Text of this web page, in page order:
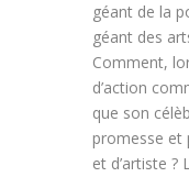
géant de la
géant des
Comment,
d’action
que son
promesse et
et d’artiste ?